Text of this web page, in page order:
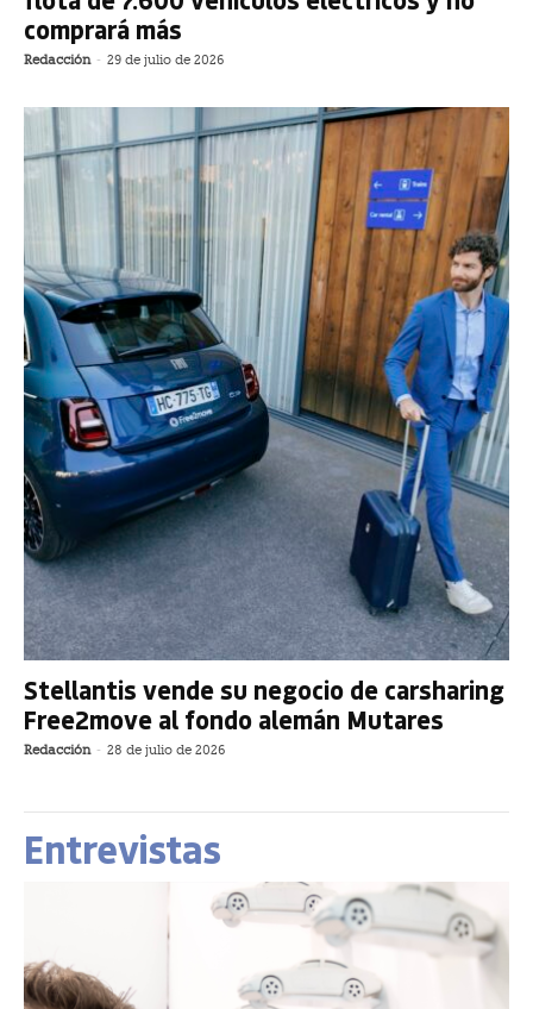
comprará más
Redacción - 29 de julio de 2026
Stellantis vende su negocio de carsharing
Free2move al fondo alemán Mutares
Redacción - 28 de julio de 2026
Entrevistas